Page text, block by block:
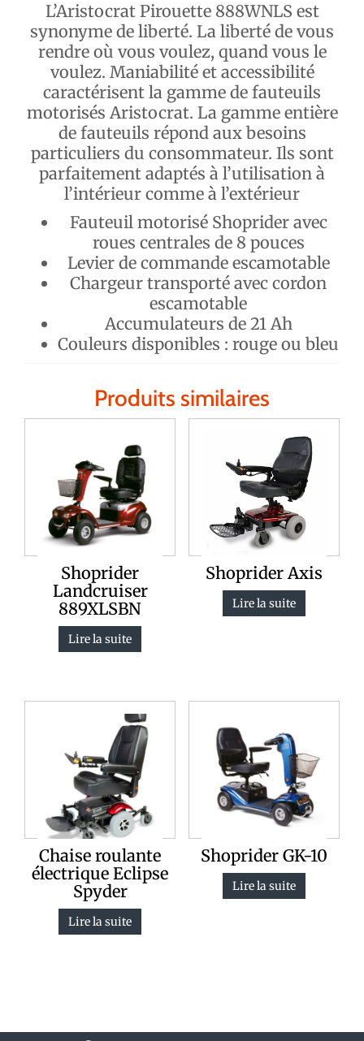
L’Aristocrat Pirouette 888WNLS est
synonyme de liberté. La liberté de vous
rendre où vous voulez, quand vous le
voulez. Maniabilité et accessibilité
caractérisent la gamme de fauteuils
motorisés Aristocrat. La gamme entière
de fauteuils répond aux besoins
particuliers du consommateur. Ils sont
parfaitement adaptés à l’utilisation à
l’intérieur comme à l’extérieur
Fauteuil motorisé Shoprider avec
roues centrales de 8 pouces
Levier de commande escamotable
Chargeur transporté avec cordon
escamotable
Accumulateurs de 21 Ah
Couleurs disponibles : rouge ou bleu
Produits similaires
Shoprider
Landcruiser
889XLSBN
Lire la suite
Shoprider Axis
Lire la suite
Chaise roulante
électrique Eclipse
Spyder
Lire la suite
Shoprider GK-10
Lire la suite